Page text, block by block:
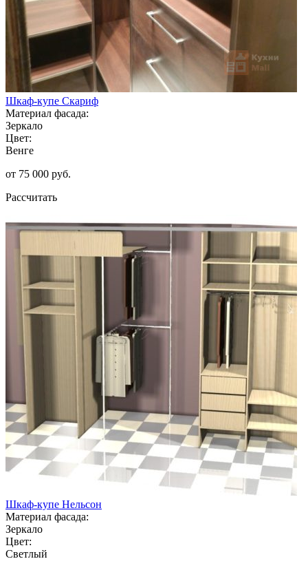
Шкаф-купе Скариф
Материал фасада:
Зеркало
Цвет:
Венге
от 75 000 руб.
Рассчитать
Шкаф-купе Нельсон
Материал фасада:
Зеркало
Цвет:
Светлый